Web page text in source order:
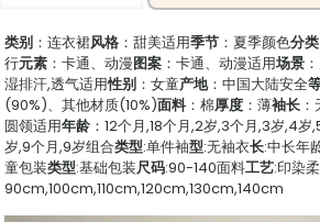
Outfit
–
Kids'
Summer
White
Dress
Paired
with
Black
类别 ：连衣裙风格 ：甜美适用季节 ：夏季颜色分类
行元素 ：卡通、动漫图案 ：卡通、动漫适用场景
湿排汗,透气适用性别 ：女童产地：中国大陆安全
(90%)、其他材质(10%)面料：棉厚度 ：薄袖长
圆领适用年龄 ：12个月,18个月,2岁,3个月,3岁,4
岁,9个月,9岁组合类型:单件袖型:无袖衣长:中长年
童包装类型:基础包装尺码:90-140面料工艺:印染
90cm,100cm,110cm,120cm,130cm,140cm